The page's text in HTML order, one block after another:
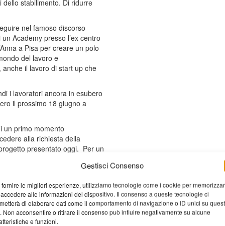
Gestisci Consenso
fornire le migliori esperienze, utilizziamo tecnologie come i cookie per
alle informazioni del dispositivo. Il consenso a queste tecnologie ci
di elaborare dati come il comportamento di navigazione o ID unici su
Non acconsentire o ritirare il consenso può influire negativamente su alcune
e funzioni.
stabilimento. Di ridurre
nel famoso discorso
Academy presso l’ex centro
a Pisa per creare un polo
del lavoro e
anche il lavoro di start up che
i lavoratori ancora in esubero
il prossimo 18 giugno a
un primo momento
alla richiesta della
presentato oggi. Per un
immune da nuove crisi
energetico; questa è l’unica